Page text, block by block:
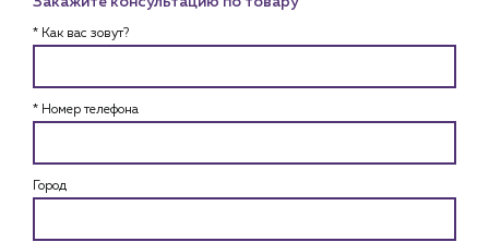
* Как вас зовут?
* Номер телефона
Город